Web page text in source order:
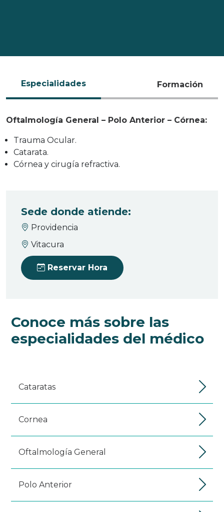
Especialidades Formación
Oftalmología General – Polo Anterior – Córnea:
Trauma Ocular.
Catarata.
Córnea y cirugía refractiva.
Sede donde atiende:
Providencia
Vitacura
Reservar Hora
Conoce más sobre las
especialidades del médico
Cataratas
Cornea
Oftalmología General
Polo Anterior